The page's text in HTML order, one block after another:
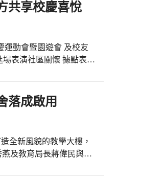
全新又安全舒適的學習
例為六都第一，給孩子
有使用安全上的疑慮，
重建工程經費3億1,842
日南國中校徽及自由車
工後可提供安全舒適且
，期許工程順利完成，
的學習環境。
市長後積極向中央爭取
區清水國中的老舊校舍
土，11月還有大甲區日
屯區新興國小、龍井區
為六都第一，教育局除
爭取經費，也自籌經費
由市府編列預算執行。
共享校慶喜悅
暨園遊會 及校友
表演社區關懷 據點表演
駐校,公明國
學習領航
學習學
吸引眾多
落成啟用
全新風貌的教學大樓，
及教育局長蔣偉民與地